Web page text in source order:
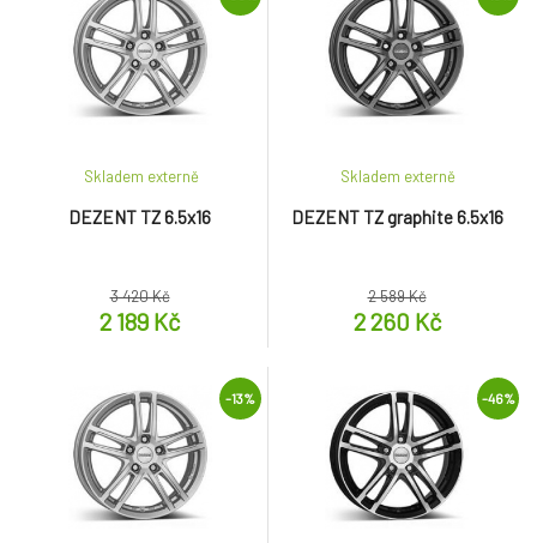
DEZENT TZ 6.5x16
Skladem externě
3 420 Kč
2 189 Kč
DEZENT TZ graphite 6.5x16
Skladem externě
2 589 Kč
2 260 Kč
-13% -46%